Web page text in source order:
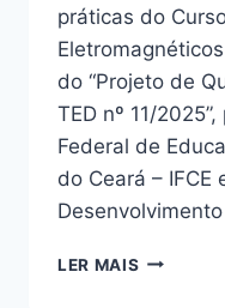
práticas do
do “Projeto de
TED nº 11/
Federal de
do Ceará – IFCE
LER MAIS